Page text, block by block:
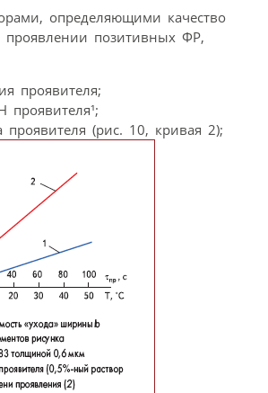
определяющими качество
проявлении позитивных ФР,
проявителя;
проявителя¹;
проявителя (рис. 10, кривая 2);